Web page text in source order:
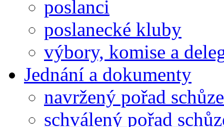
poslanci
poslanecké kluby
výbory, komise a
Jednání a dokumenty
navržený pořad schůze
schválený pořad